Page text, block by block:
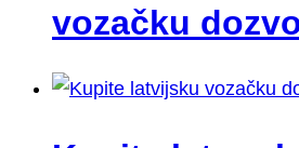
vozačku